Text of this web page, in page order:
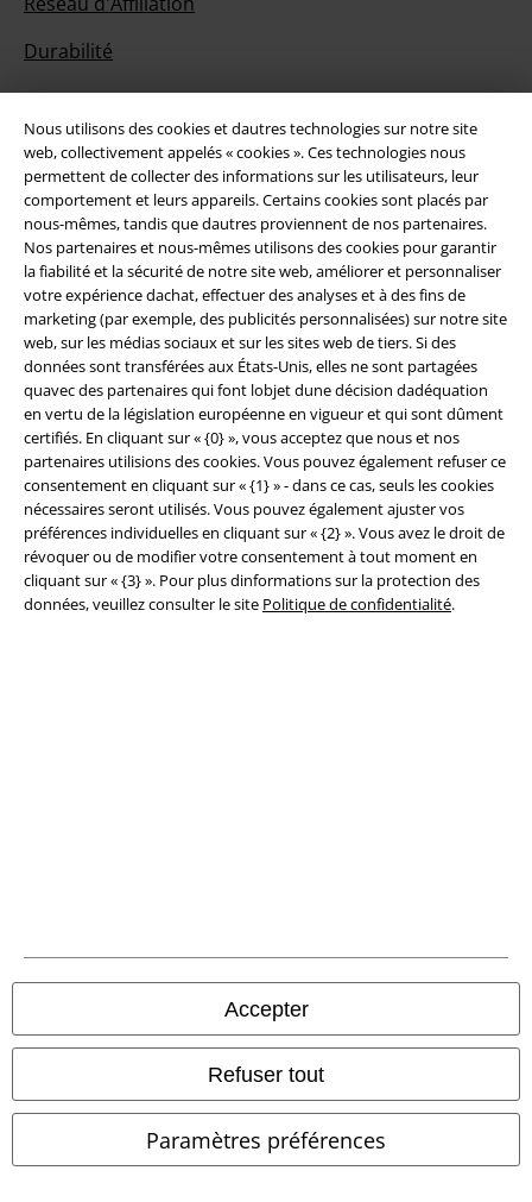
Nous utilisons des cookies et dautres technologies sur notre site
web, collectivement appelés « cookies ». Ces technologies nous
permettent de collecter des informations sur les utilisateurs, leur
comportement et leurs appareils. Certains cookies sont placés par
nous-mêmes, tandis que dautres proviennent de nos partenaires.
Nos partenaires et nous-mêmes utilisons des cookies pour garantir
la fiabilité et la sécurité de notre site web, améliorer et personnaliser
votre expérience dachat, effectuer des analyses et à des fins de
marketing (par exemple, des publicités personnalisées) sur notre site
web, sur les médias sociaux et sur les sites web de tiers. Si des
données sont transférées aux États-Unis, elles ne sont partagées
quavec des partenaires qui font lobjet dune décision dadéquation
en vertu de la législation européenne en vigueur et qui sont dûment
certifiés. En cliquant sur « {0} », vous acceptez que nous et nos
partenaires utilisions des cookies. Vous pouvez également refuser ce
consentement en cliquant sur « {1} » - dans ce cas, seuls les cookies
nécessaires seront utilisés. Vous pouvez également ajuster vos
préférences individuelles en cliquant sur « {2} ». Vous avez le droit de
révoquer ou de modifier votre consentement à tout moment en
cliquant sur « {3} ». Pour plus dinformations sur la protection des
données, veuillez consulter le site Politique de confidentialité.
Accepter
Refuser tout
Paramètres préférences
Durabilité
Communauté
Méthodes de paiement
A Warner Music Group Company